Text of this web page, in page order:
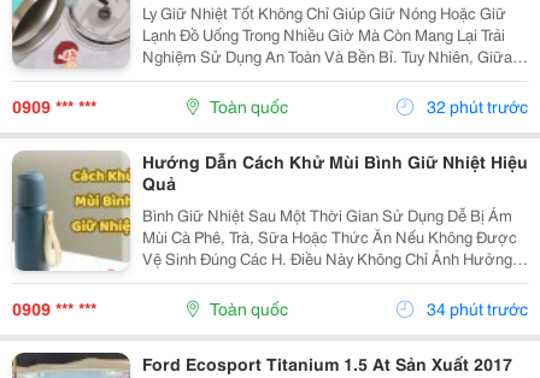
Ly Giữ Nhiệt Tốt Không Chỉ Giúp Giữ Nóng Hoặc Giữ
Lạnh Đồ Uống Trong Nhiều Giờ Mà Còn Mang Lại Trải
Nghiệm Sử Dụng An Toàn Và Bền Bỉ. Tuy Nhiên, Giữa
Hàng Trăm Mẫu Mã Trên Thị Trường, Không Phải Sản
Phẩm Nào Cũng Đáp Ứng Được Chất Lượng Như Mong
0909 *** *** Toàn quốc 32 phút trước
Hướng Dẫn Cách Khử Mùi Bình Giữ Nhiệt Hiệu
Quả
Bình Giữ Nhiệt Sau Một Thời Gian Sử Dụng Dễ Bị Ám
Mùi Cà Phê, Trà, Sữa Hoặc Thức Ăn Nếu Không Được
Vệ Sinh Đúng Các H. Điều Này Không Chỉ Ảnh Hưởng
Đến Hương Vị Đồ Uống Mà Còn Gây Mất Vệ Sinh. Hãy
Cùng Tìm Hiểu Những Cách Khử Mùi Bình Giữ Nhiệt
0909 *** *** Toàn quốc 34 phút trước
Ford Ecosport Titanium 1.5 At Sản Xuất 2017